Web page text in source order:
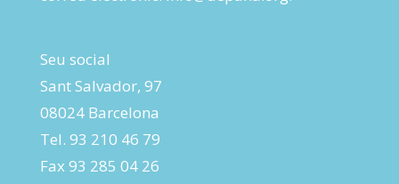
Seu social
Sant Salvador, 97
08024 Barcelona
Tel. 93 210 46 79
Fax 93 285 04 26